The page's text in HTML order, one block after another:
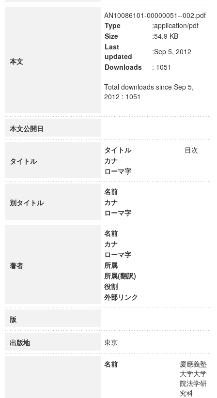
本文
AN10086101-00000051--002.pdf
Type
:application/pdf
Size
:54.9 KB
Last
updated
:Sep 5, 2012
Downloads
: 1051
Total downloads since Sep 5,
2012 : 1051
本文公開日
タイトル
タイトル
目次
カナ
ローマ字
別タイトル
名前
カナ
ローマ字
著者
名前
カナ
ローマ字
所属
所属(翻訳)
役割
外部リンク
版
出版地 東京
名前
慶應義塾
大学大学
院法学研
究科